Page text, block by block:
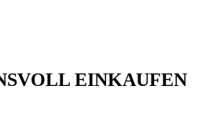
EINKAUFEN